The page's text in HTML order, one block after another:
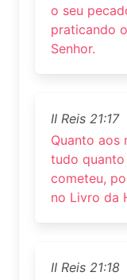
o seu
praticando
Senhor.
II Reis 21:17
Quanto aos
tudo
cometeu,
no Livro da
II Reis 21:18